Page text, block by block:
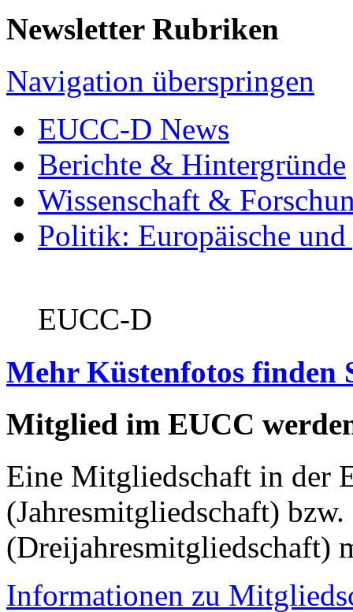
Newsletter Rubriken
Navigation überspringen
EUCC-D News
Berichte & Hintergründe
Wissenschaft &
Politik: Europäische
EUCC-D
Mehr Küstenfotos finden
Mitglied im EUCC
Eine Mitgliedschaft in der
(Jahresmitgliedschaft)
(Dreijahresmitgliedschaft)
Informationen zu